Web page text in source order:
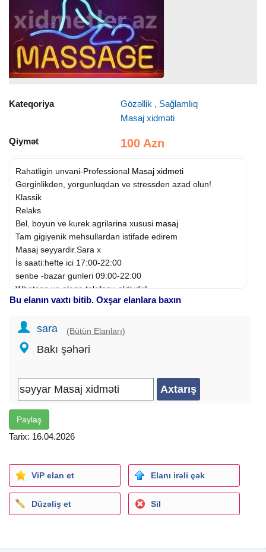
Kateqoriya
Gözəllik , Sağlamlıq
Masaj xidməti
Qiymət 100 Azn
Rahatligin unvani-Professional Masaj xidmeti
Gerginlikden, yorgunluqdan ve stressden azad olun!
Klassik
Relaks
Bel, boyun ve kurek agrilarina xususi masaj
Tam gigiyenik mehsullardan istifade edirem
Masaj seyyardir.Sara x
İs saati:hefte ici 17:00-22:00
senbe -bazar gunleri 09:00-22:00
Whatsap ve elaqe telefonu aktivdir!
Bu elanın vaxtı bitib. Oxşar elanlara baxın
sara (Bütün Elanları)
Bakı şəhəri
Paylaş
Tarix: 16.04.2026
ViP elan et Elanı irəli çək
Düzəliş et Sil